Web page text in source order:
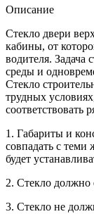
Описание
Стекло двери
кабины, от
водителя. Задача
среды и
Стекло
трудных
соответствовать
1. Габариты и
совпадать с
будет
2. Стекло должно
3. Стекло не